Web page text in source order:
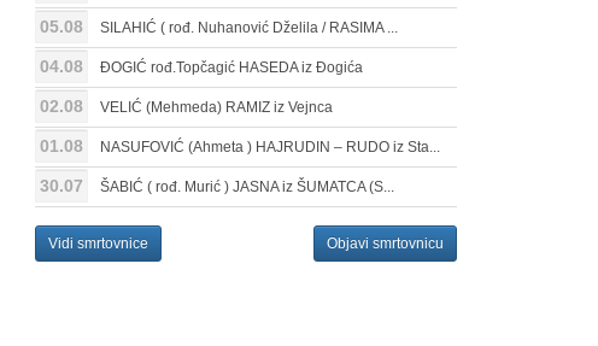
05.08 SILAHIĆ ( rođ. Nuhanović Dželila / RASIMA ...
04.08 ĐOGIĆ rođ.Topčagić HASEDA iz Đogića
02.08 VELIĆ (Mehmeda) RAMIZ iz Vejnca
01.08 NASUFOVIĆ (Ahmeta ) HAJRUDIN – RUDO iz Sta...
30.07 ŠABIĆ ( rođ. Murić ) JASNA iz ŠUMATCA (S...
Vidi smrtovnice Objavi smrtovnicu